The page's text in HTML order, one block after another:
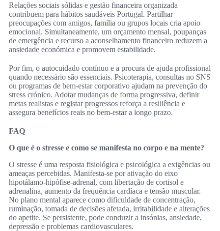
Relações sociais sólidas e gestão financeira organizada
contribuem para hábitos saudáveis Portugal. Partilhar
preocupações com amigos, família ou grupos locais cria apoio
emocional. Simultaneamente, um orçamento mensal, poupanças
de emergência e recurso a aconselhamento financeiro reduzem a
ansiedade económica e promovem estabilidade.
Por fim, o autocuidado contínuo e a procura de ajuda profissional
quando necessário são essenciais. Psicoterapia, consultas no SNS
ou programas de bem‑estar corporativo ajudam na prevenção do
stress crónico. Adotar mudanças de forma progressiva, definir
metas realistas e registar progressos reforça a resiliência e
assegura benefícios reais no bem‑estar a longo prazo.
FAQ
O que é o stresse e como se manifesta no corpo e na mente?
O stresse é uma resposta fisiológica e psicológica a exigências ou
ameaças percebidas. Manifesta‑se por ativação do eixo
hipotálamo‑hipófise‑adrenal, com libertação de cortisol e
adrenalina, aumento da frequência cardíaca e tensão muscular.
No plano mental aparece como dificuldade de concentração,
ruminação, tomada de decisões afetada, irritabilidade e alterações
do apetite. Se persistente, pode conduzir a insónias, ansiedade,
depressão e problemas cardiovasculares.